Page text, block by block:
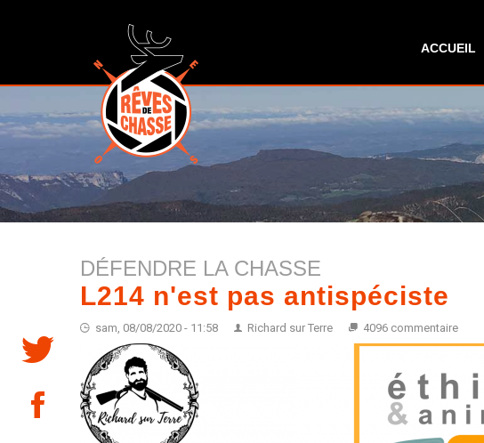
ACCUEIL
DÉFENDRE LA CHASSE
L214 n'est pas antispéciste
sam, 08/08/2020 - 11:58 Richard sur Terre 4096 commentaire